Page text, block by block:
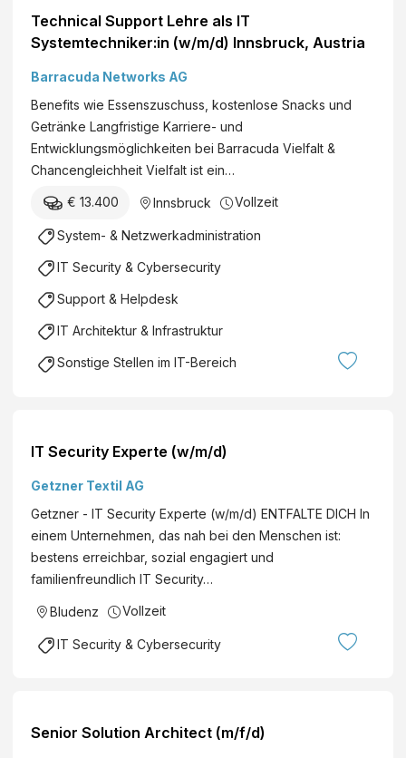
Technical Support Lehre als IT
Systemtechniker:in (w/m/d) Innsbruck, Austria
Barracuda Networks AG
Benefits wie Essenszuschuss, kostenlose Snacks und
Getränke Langfristige Karriere- und
Entwicklungsmöglichkeiten bei Barracuda Vielfalt &
Chancengleichheit Vielfalt ist ein…
€ 13.400 Innsbruck Vollzeit
System- & Netzwerkadministration
IT Security & Cybersecurity
Support & Helpdesk
IT Architektur & Infrastruktur
Sonstige Stellen im IT-Bereich
IT Security Experte (w/m/d)
Getzner Textil AG
Getzner - IT Security Experte (w/m/d) ENTFALTE DICH In
einem Unternehmen, das nah bei den Menschen ist:
bestens erreichbar, sozial engagiert und
familienfreundlich IT Security…
Bludenz Vollzeit
IT Security & Cybersecurity
Senior Solution Architect (m/f/d)